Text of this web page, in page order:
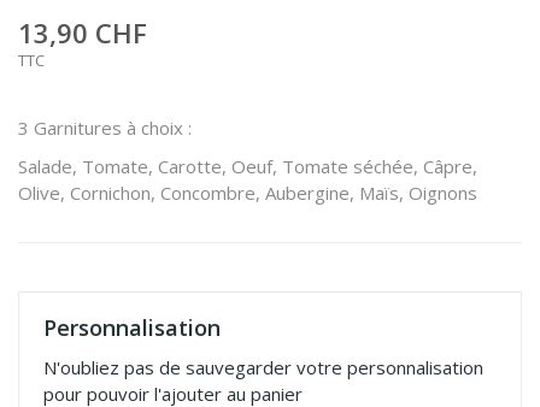
13,90 CHF
TTC
3 Garnitures à choix :
Salade, Tomate, Carotte, Oeuf, Tomate séchée, Câpre,
Olive, Cornichon, Concombre, Aubergine, Maïs, Oignons
Personnalisation
N'oubliez pas de sauvegarder votre personnalisation
pour pouvoir l'ajouter au panier